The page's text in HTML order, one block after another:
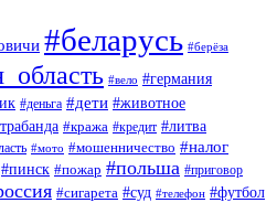
#беларусь #берёза
#вело #германия
#деньга #дети #животное
#кража #кредит #литва
#мото #мошенничество #налог
#пинск #пожар #польша #приговор
#сигарета #суд #телефон #футбол